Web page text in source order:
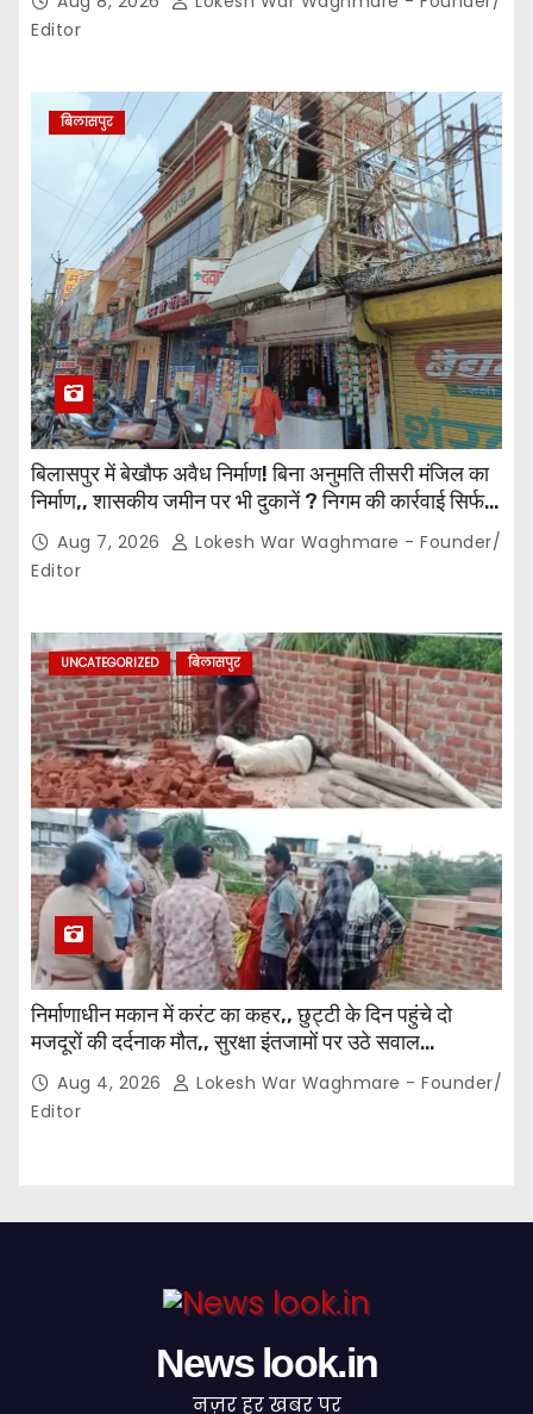
कसौटी तक पहुंचा…
Editor
बिलासपुर
बिलासपुर में बेखौफ अवैध निर्माण! बिना अनुमति तीसरी मंजिल का
निर्माण,, शासकीय जमीन पर भी दुकानें ? निगम की कार्रवाई सिर्फ
नोटिस तक सीमित? मुख्य मार्ग पर नियमों की खुलेआम अनदेखी,
जिम्मेदार अधिकारियों की कार्यप्रणाली पर उठे सवाल…
Aug 7, 2026
Lokesh War Waghmare - Founder/
Editor
UNCATEGORIZED बिलासपुर
निर्माणाधीन मकान में करंट का कहर,, छुट्टी के दिन पहुंचे दो
मजदूरों की दर्दनाक मौत,, सुरक्षा इंतजामों पर उठे सवाल…
Aug 4, 2026
Lokesh War Waghmare - Founder/
Editor
News look.in
नज़र हर खबर पर